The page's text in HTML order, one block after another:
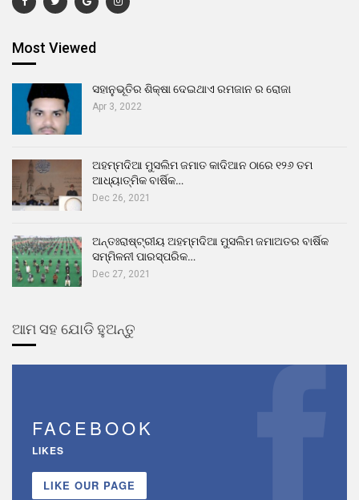
Most Viewed
ସହାନୁଭୂତିର ଶିକ୍ଷା ଦେଇଥାଏ ରମଜାନ ର ରୋଜା
Apr 3, 2022
ଅହମ୍ମଦିଆ ମୁସଲିମ ଜମାତ କାଦିଆନ ଠାରେ ୧୨୬ ତମ
ଆଧ୍ୟାତ୍ମିକ ବାର୍ଷିକ…
Dec 26, 2021
ଅନ୍ତଃରାଷ୍ଟ୍ରୀୟ ଅହମ୍ମଦିଆ ମୁସଲିମ ଜମାଅତର ବାର୍ଷିକ
ସମ୍ମିଳନୀ ପାରସ୍ପରିକ…
Dec 27, 2021
ଆମ ସହ ଯୋଡି ହୁଅନ୍ତୁ
FACEBOOK
LIKES
LIKE OUR PAGE